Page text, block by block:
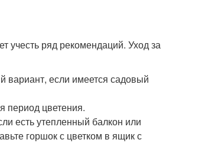
учесть ряд рекомендаций. Уход за
вариант, если имеется садовый
период цветения.
есть утепленный балкон или
горшок с цветком в ящик с